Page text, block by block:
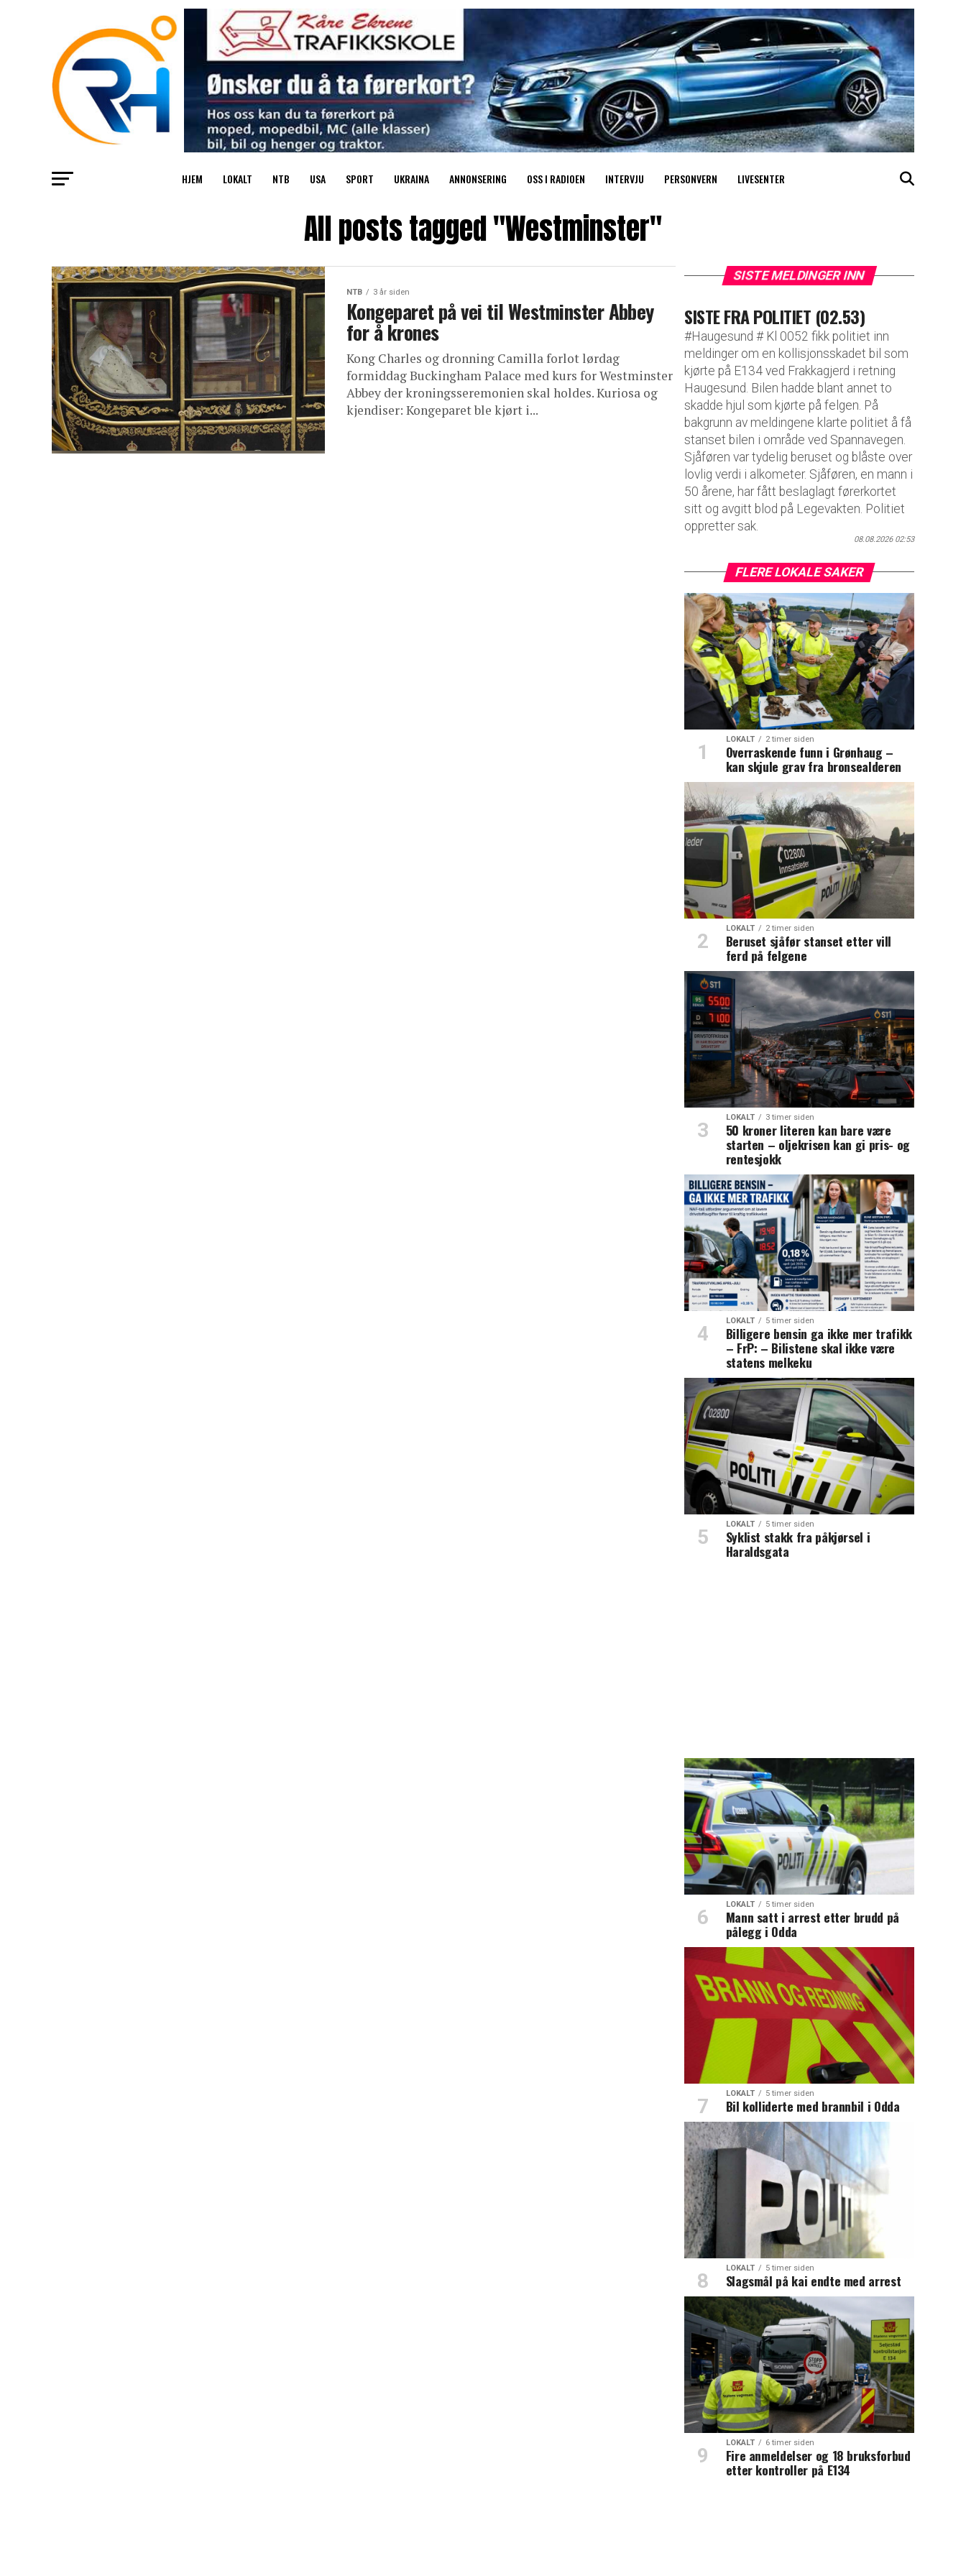
HJEM LOKALT NTB USA SPORT UKRAINA ANNONSERING OSS I RADIOEN INTERVJU PERSONVERN LIVESENTER
All posts tagged "Westminster"
NTB 3 år siden
Kongeparet på vei til Westminster Abbey
for å krones
Kong Charles og dronning Camilla forlot lørdag
formiddag Buckingham Palace med kurs for Westminster
Abbey der kroningsseremonien skal holdes. Kuriosa og
kjendiser: Kongeparet ble kjørt i...
SISTE MELDINGER INN
SISTE FRA POLITIET (02.53)
#Haugesund # Kl 0052 fikk politiet inn
meldinger om en kollisjonsskadet bil som
kjørte på E134 ved Frakkagjerd i retning
Haugesund. Bilen hadde blant annet to
skadde hjul som kjørte på felgen. På
bakgrunn av meldingene klarte politiet å få
stanset bilen i område ved Spannavegen.
Sjåføren var tydelig beruset og blåste over
lovlig verdi i alkometer. Sjåføren, en mann i
50 årene, har fått beslaglagt førerkortet
sitt og avgitt blod på Legevakten. Politiet
oppretter sak.
08.08.2026 02:53
FLERE LOKALE SAKER
LOKALT 2 timer siden
Overraskende funn i Grønhaug –
kan skjule grav fra bronsealderen
LOKALT 2 timer siden
Beruset sjåfør stanset etter vill
ferd på felgene
LOKALT 3 timer siden
50 kroner literen kan bare være
starten – oljekrisen kan gi pris- og
rentesjokk
LOKALT 5 timer siden
Billigere bensin ga ikke mer trafikk
– FrP: – Bilistene skal ikke være
statens melkeku
LOKALT 5 timer siden
Syklist stakk fra påkjørsel i
Haraldsgata
LOKALT 5 timer siden
Mann satt i arrest etter brudd på
pålegg i Odda
LOKALT 5 timer siden
Bil kolliderte med brannbil i Odda
LOKALT 5 timer siden
Slagsmål på kai endte med arrest
LOKALT 6 timer siden
Fire anmeldelser og 18 bruksforbud
etter kontroller på E134